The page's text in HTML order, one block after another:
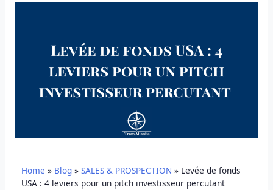
Home » Blog» SALES & PROSPECTION » Levée de fonds
USA : 4 leviers pour un pitch investisseur percutant